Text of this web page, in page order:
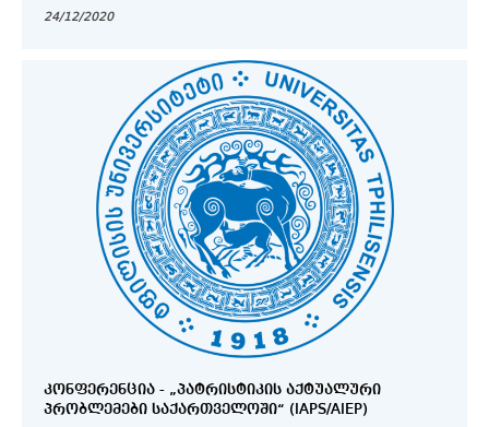
24/12/2020
ᲙᲝᲜᲤᲔᲠᲔᲜᲪᲘᲐ - „ᲞᲐᲢᲠᲘᲡᲢᲘᲙᲘᲡ ᲐᲥᲢᲣᲐᲚᲣᲠᲘ
ᲞᲠᲝᲑᲚᲔᲛᲔᲑᲘ ᲡᲐᲥᲐᲠᲗᲕᲔᲚᲝᲨᲘ“ (IAPS/AIEP)